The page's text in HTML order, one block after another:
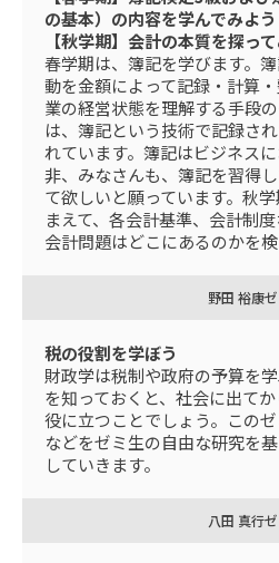
の基本）の内容を学んでみよう
【秋学期】会計の本質を探っ
春学期は、簿記を学びます。
動を金額によって記録・計算
業の経営状態を理解する手段
は、簿記という技術で記録さ
れています。簿記はビジネス
非、みなさんも、簿記を習得
て欲しいと願っています。秋
まえて、各会計基準、会計制
会計問題はどこにあるのかを検
野田 裕康
税の役割を学ぼう
財政学は税制や政府の予算を
を知っておくと、社会に出て
役に立つことでしょう。この
などをゼミ生の自由な研究を
していきます。
八田 真行